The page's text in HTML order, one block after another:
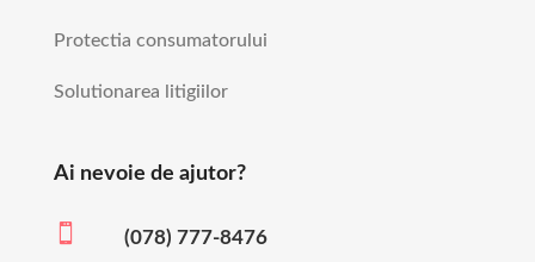
Protectia consumatorului
Solutionarea litigiilor
Ai nevoie de ajutor?
 (078) 777-8476